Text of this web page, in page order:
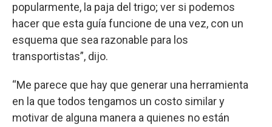
popularmente, la paja del trigo; ver si podemos
hacer que esta guía funcione de una vez, con un
esquema que sea razonable para los
transportistas”, dijo.
“Me parece que hay que generar una herramienta
en la que todos tengamos un costo similar y
motivar de alguna manera a quienes no están